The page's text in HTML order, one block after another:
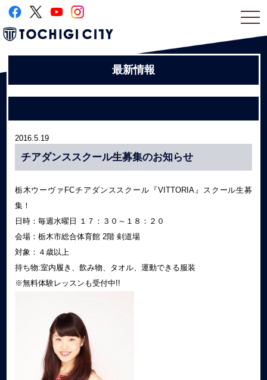
最新情報
2016.5.19
チアダンススクール生募集のお知らせ
栃木ウーヴァFCチアダンススクール『VITTORIA』スクール生募
集！
日時：毎週水曜日 １７：３０～１８：２０
会場：栃木市総合体育館 2階 剣道場
対象：４歳以上
持ち物:室内履き、飲み物、タオル、運動できる服装
※無料体験レッスンも受付中!!